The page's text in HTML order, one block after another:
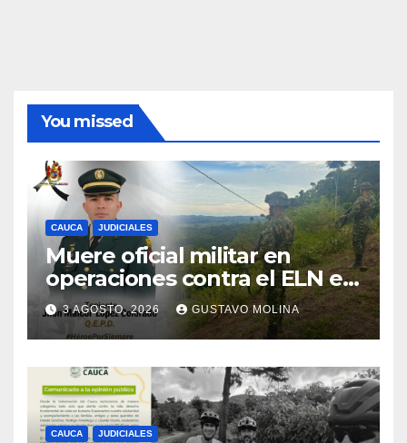
You missed
CAUCA JUDICIALES
Muere oficial militar en
operaciones contra el ELN en
el sur del Cauca
3 AGOSTO, 2026 GUSTAVO MOLINA
CAUCA JUDICIALES